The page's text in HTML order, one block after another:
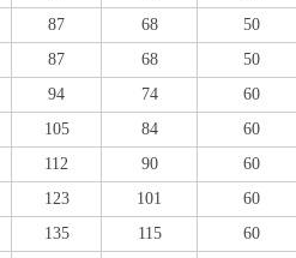
87 68
50
87 68
50
94 74
60
105 84
60
112 90
60
123 101
60
135 115
60